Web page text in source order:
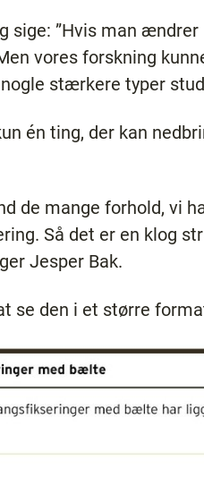
sige: ”Hvis man
vores forskning
stærkere typer
én ting, der kan
de mange forhold, vi
Så det er en klog
Jesper Bak.
se den i et større